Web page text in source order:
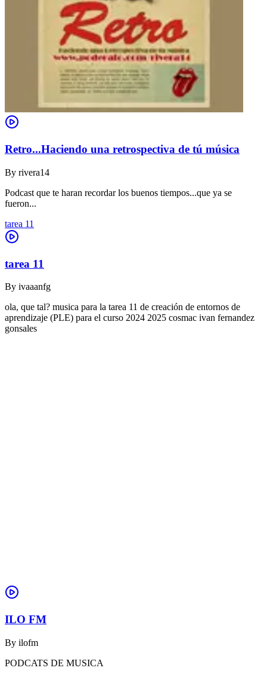
Retro...Haciendo una retrospectiva de tú música
By rivera14
Podcast que te haran recordar los buenos tiempos...que ya se
fueron...
tarea 11
tarea 11
By ivaaanfg
ola, que tal? musica para la tarea 11 de creación de entornos de
aprendizaje (PLE) para el curso 2024 2025 cosmac ivan fernandez
gonsales
ILO FM
By ilofm
PODCATS DE MUSICA